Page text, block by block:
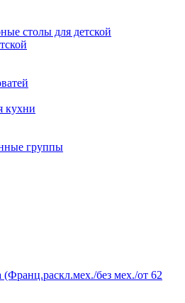
столы для детской
кухни
группы
без мех./от 62